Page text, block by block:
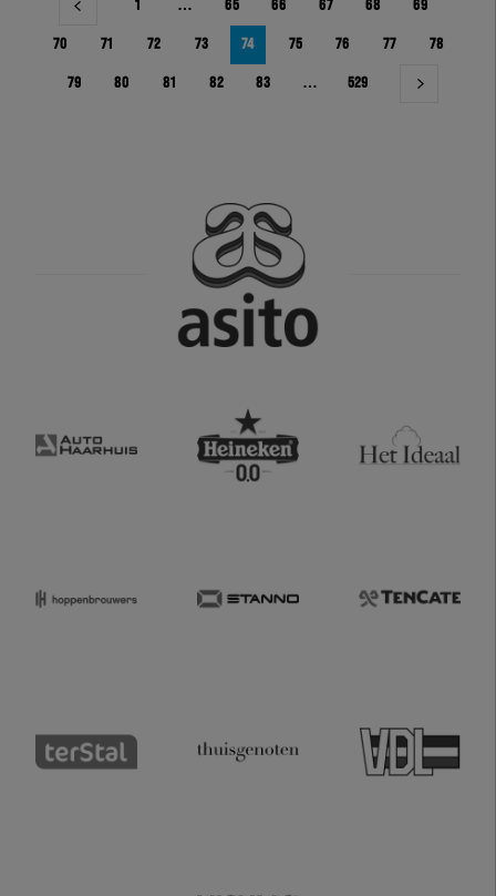
1 … 65 66 67 68 69
70 71 72 73 74 75 76 77 78
79 80 81 82 83 … 529